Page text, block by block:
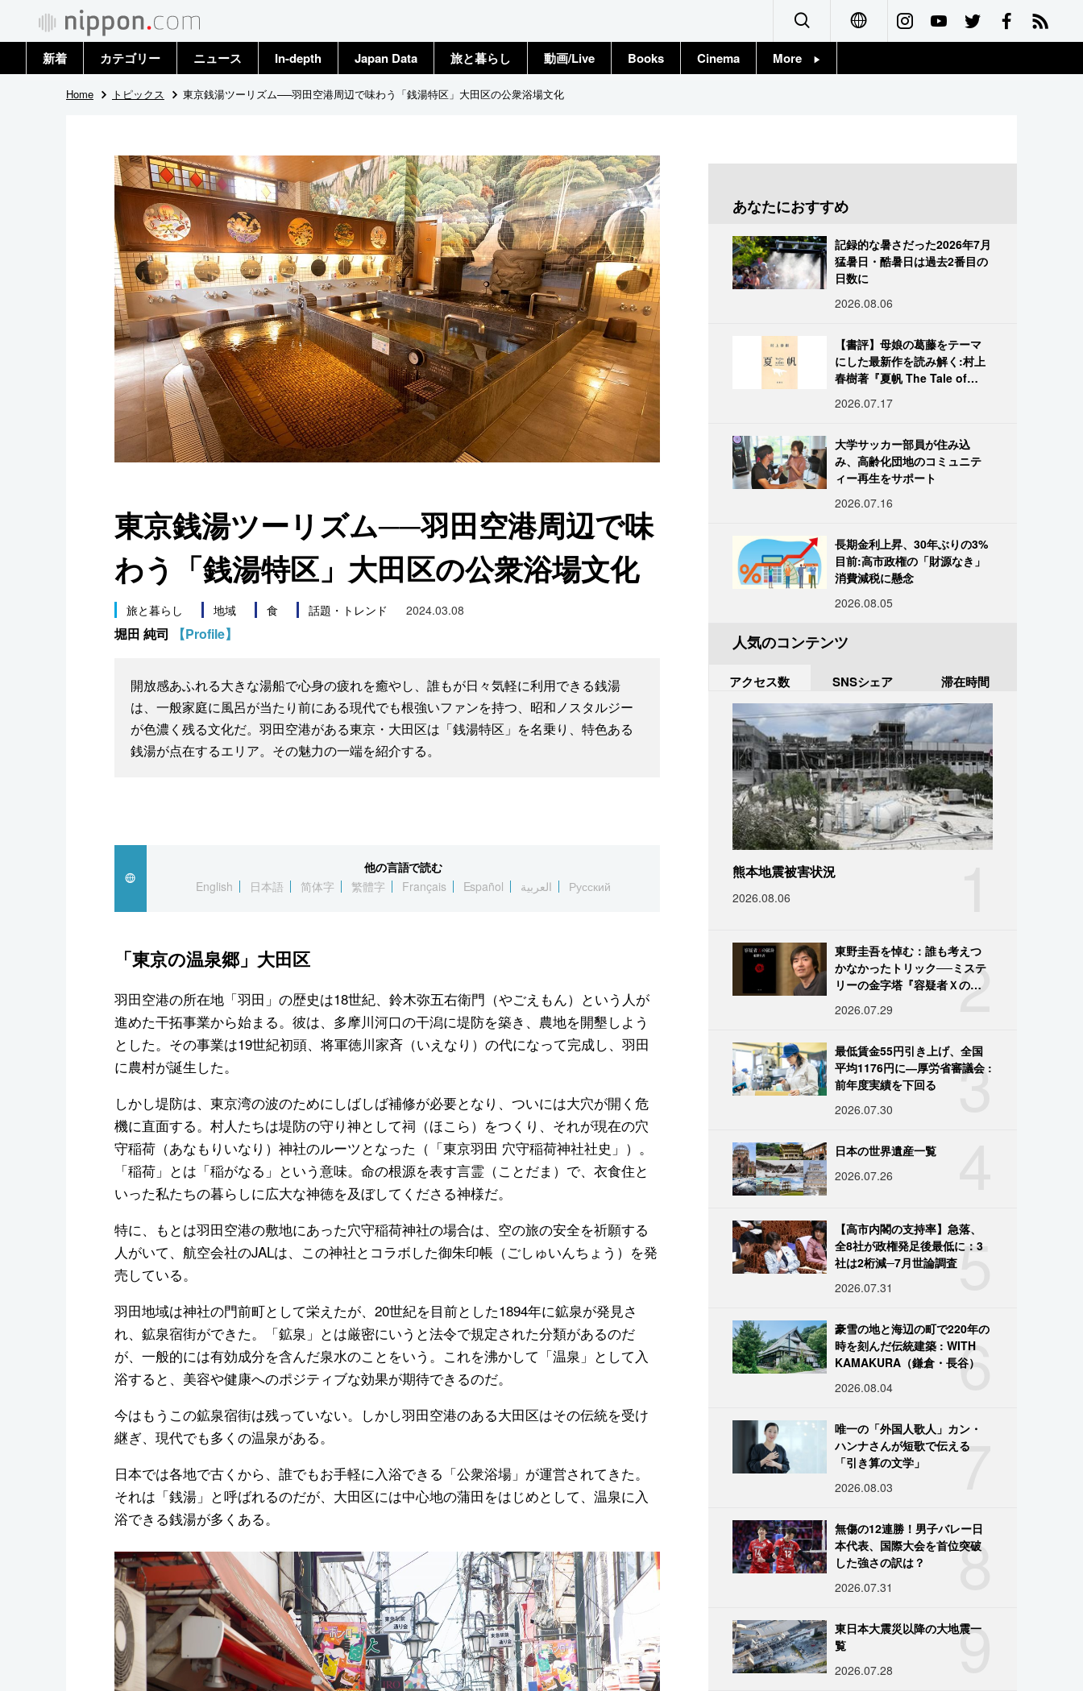
العربية
Русский
新着 カテゴリー
政治・外交
国際
社会
文化
科学・技術
暮らし
スポーツ・東京2020
ニュース
トップ
In-depth Japan Data 旅と暮らし 動画/Live Books Cinema More
東京
お知らせ
Home トピックス 東京銭湯ツーリズム──羽田空港周辺で味わう「銭湯特区」大田区の公衆浴場文化
東京銭湯ツーリズム──羽田空港周辺で味
わう「銭湯特区」大田区の公衆浴場文化
旅と暮らし 地域 食 話題・トレンド 2024.03.08
堀田 純司 【Profile】
開放感あふれる大きな湯船で心身の疲れを癒やし、誰もが日々気軽に利用できる銭湯
は、一般家庭に風呂が当たり前にある現代でも根強いファンを持つ、昭和ノスタルジー
が色濃く残る文化だ。羽田空港がある東京・大田区は「銭湯特区」を名乗り、特色ある
銭湯が点在するエリア。その魅力の一端を紹介する。
他の言語で読む
English
日本語 简体字 繁體字 Français Español العربية Русский
「東京の温泉郷」大田区
羽田空港の所在地「羽田」の歴史は18世紀、鈴木弥五右衛門（やごえもん）という人が
進めた干拓事業から始まる。彼は、多摩川河口の干潟に堤防を築き、農地を開墾しよう
とした。その事業は19世紀初頭、将軍徳川家斉（いえなり）の代になって完成し、羽田
に農村が誕生した。
しかし堤防は、東京湾の波のためにしばしば補修が必要となり、ついには大穴が開く危
機に直面する。村人たちは堤防の守り神として祠（ほこら）をつくり、それが現在の穴
守稲荷（あなもりいなり）神社のルーツとなった（「東京羽田 穴守稲荷神社社史」）。
「稲荷」とは「稲がなる」という意味。命の根源を表す言霊（ことだま）で、衣食住と
いった私たちの暮らしに広大な神徳を及ぼしてくださる神様だ。
特に、もとは羽田空港の敷地にあった穴守稲荷神社の場合は、空の旅の安全を祈願する
人がいて、航空会社のJALは、この神社とコラボした御朱印帳（ごしゅいんちょう）を発
売している。
羽田地域は神社の門前町として栄えたが、20世紀を目前とした1894年に鉱泉が発見さ
れ、鉱泉宿街ができた。「鉱泉」とは厳密にいうと法令で規定された分類があるのだ
が、一般的には有効成分を含んだ泉水のことをいう。これを沸かして「温泉」として入
浴すると、美容や健康へのポジティブな効果が期待できるのだ。
今はもうこの鉱泉宿街は残っていない。しかし羽田空港のある大田区はその伝統を受け
継ぎ、現代でも多くの温泉がある。
日本では各地で古くから、誰でもお手軽に入浴できる「公衆浴場」が運営されてきた。
それは「銭湯」と呼ばれるのだが、大田区には中心地の蒲田をはじめとして、温泉に入
浴できる銭湯が多くある。
あなたにおすすめ
記録的な暑さだった2026年7月
猛暑日・酷暑日は過去2番目の
日数に
2026.08.06
【書評】母娘の葛藤をテーマ
にした最新作を読み解く:村上
春樹著『夏帆 The Tale of
2026.07.17
大学サッカー部員が住み込
み、高齢化団地のコミュニテ
ィー再生をサポート
2026.07.16
長期金利上昇、30年ぶりの3%
目前:高市政権の「財源なき」
消費減税に懸念
2026.08.05
人気のコンテンツ
アクセス数 SNSシェア 滞在時間
熊本地震被害状況
2026.08.06
2
東野圭吾を悼む：誰も考えつ
かなかったトリック──ミステ
リーの金字塔『容疑者Ｘの献
2026.07.29
3
最低賃金55円引き上げ、全国
平均1176円に―厚労省審議会 :
前年度実績を下回る
2026.07.30
日本の世界遺産一覧
2026.07.26
5
【高市内閣の支持率】急落、
全8社が政権発足後最低に：3
社は2桁減─7月世論調査
2026.07.31
6
豪雪の地と海辺の町で220年の
時を刻んだ伝統建築 : WITH
KAMAKURA（鎌倉・長谷）
2026.08.04
7
唯一の「外国人歌人」カン・
ハンナさんが短歌で伝える
「引き算の文学」
2026.08.03
8
無傷の12連勝！男子バレー日
本代表、国際大会を首位突破
した強さの訳は？
2026.07.31
9
東日本大震災以降の大地震一
覧
2026.07.28